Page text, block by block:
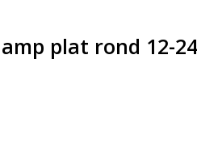
LED
plat rond 12-